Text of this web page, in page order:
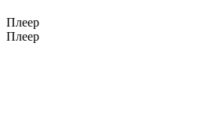
Плеер
Плеер